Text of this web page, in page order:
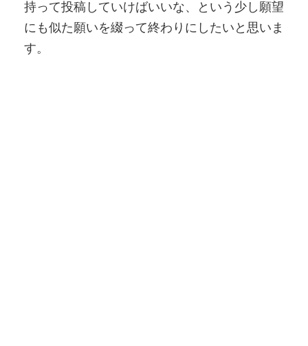
持って投稿していけばいいな、という少し願望
にも似た願いを綴って終わりにしたいと思いま
す。